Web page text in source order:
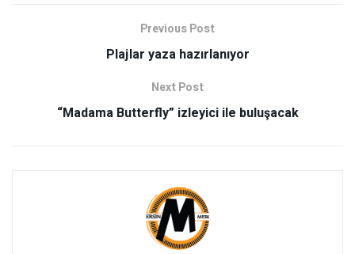
Previous Post
Plajlar yaza hazırlanıyor
Next Post
“Madama Butterfly” izleyici ile buluşacak